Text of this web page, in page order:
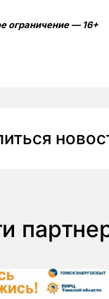
ограничение — 16+